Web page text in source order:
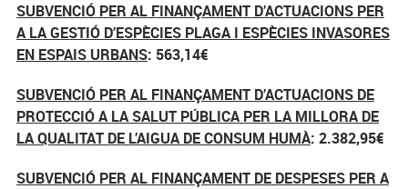
SUBVENCIÓ PER AL FINANÇAMENT D’ACTUACIONS PER
A LA GESTIÓ D’ESPÈCIES PLAGA I ESPÈCIES INVASORES
EN ESPAIS URBANS: 563,14€
SUBVENCIÓ PER AL FINANÇAMENT D’ACTUACIONS DE
PROTECCIÓ A LA SALUT PÚBLICA PER LA MILLORA DE
LA QUALITAT DE L’AIGUA DE CONSUM HUMÀ: 2.382,95€
SUBVENCIÓ PER AL FINANÇAMENT DE DESPESES PER A